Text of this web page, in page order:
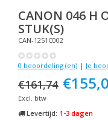
CANON 046 H
STUK(S)
CAN-1251C002
0 beoordeling (en) | Je
€161,74
Excl. btw
Levertijd: 1-3 dagen